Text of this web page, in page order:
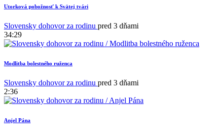
1
Utorková pobožnosť k Svätej tvári
Slovensky dohovor za rodinu pred 3 dňami
34:29
Modlitba bolestného ruženca
Slovensky dohovor za rodinu pred 3 dňami
2:36
Anjel Pána